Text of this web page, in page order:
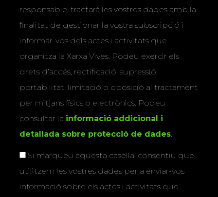
responsable, tractarà les vostres dades amb la
finalitat de gestionar la vostra subscripció i
informar-vos dels actes i activitats que
organitza la Xarxa Vives. Podeu exercir els
drets d’accés, rectificació, supressió,
portabilitat, limitació o oposició al tractament
per mitjans físics o electrònics. Podeu
consultar la informació addicional i
detallada sobre protecció de dades.
Si marqueu aquesta casella, consentiu que
utilitzem les vostres dades per a enviar-vos
informació sobre els actes i activitats que